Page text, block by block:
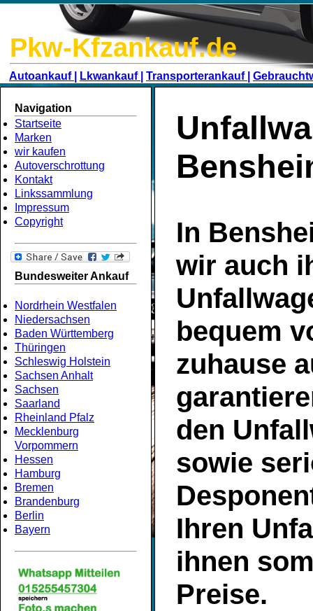
Pkw-Kfzankauf.de
Autoankauf | Lkwankauf | Transporterankauf |
Navigation
Startseite
Marken
wir kaufen
Autoverschrottung
Kontakt
Linkssammlung
Impressum
Copyright
Bundesweiter Ankauf
Nordrhein Westfalen
Niedersachsen
Baden Württemberg
Thüringen
Schleswig Holstein
Sachsen Anhalt
Sachsen
Saarland
Rheinland Pfalz
Mecklenburg
Vorpommern
Hessen
Hamburg
Bremen
Brandenburg
Berlin
Bayern
In
wir auch
bequem
zuhause
den
sowie
Ihren
ihnen
Preise.